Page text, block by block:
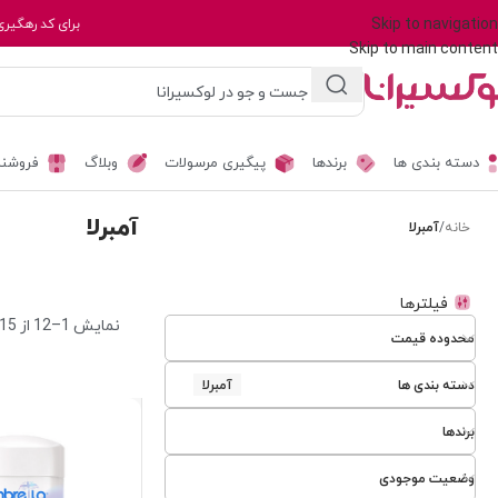
Skip to navigation
Skip to main content
برای کد
دسته بندی ها برندها پیگیری مرسولات وبلاگ
خانه/آمبرلا آمبرلا
فیلترها
محدوده قیمت
دسته بندی ها آمبرلا
برندها
وضعیت موجودی
نمایش 1–12 از 15 نتیجه